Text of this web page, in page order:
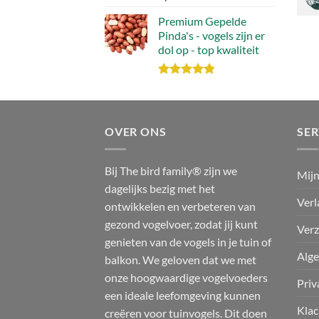
5.00
Premium Gepelde
Pinda's - vogels zijn er
dol op - top kwaliteit
OVER ONS
Bij The bird family® zijn we
dagelijks bezig met het
ontwikkelen en verbeteren van
gezond vogelvoer, zodat jij kunt
genieten van de vogels in je tuin of
balkon. We geloven dat we met
onze hoogwaardige vogelvoeders
een ideale leefomgeving kunnen
creëren voor tuinvogels. Dit doen